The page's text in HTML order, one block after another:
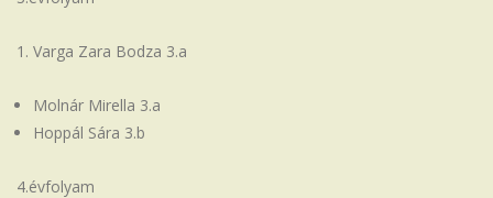
1. Varga Zara Bodza 3.a
Molnár Mirella 3.a
Hoppál Sára 3.b
4.évfolyam